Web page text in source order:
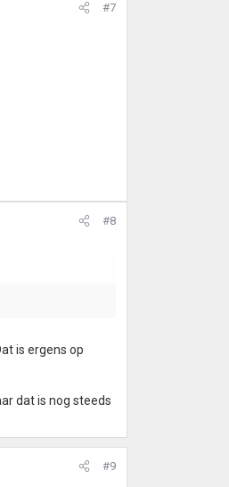
#7
#8
is ergens op
dat is nog steeds
#9